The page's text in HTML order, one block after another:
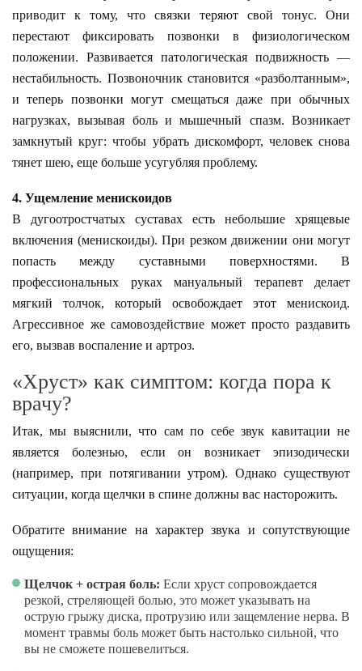
приводит к тому, что связки теряют свой тонус. Они
перестают фиксировать позвонки в физиологическом
положении. Развивается патологическая подвижность —
нестабильность. Позвоночник становится «разболтанным»,
и теперь позвонки могут смещаться даже при обычных
нагрузках, вызывая боль и мышечный спазм. Возникает
замкнутый круг: чтобы убрать дискомфорт, человек снова
тянет шею, еще больше усугубляя проблему.
4. Ущемление менискоидов
В дугоотростчатых суставах есть небольшие хрящевые
включения (менискоиды). При резком движении они могут
попасть между суставными поверхностями. В
профессиональных руках мануальный терапевт делает
мягкий толчок, который освобождает этот менискоид.
Агрессивное же самовоздействие может просто раздавить
его, вызвав воспаление и артроз.
«Хруст» как симптом: когда пора к
врачу?
Итак, мы выяснили, что сам по себе звук кавитации не
является болезнью, если он возникает эпизодически
(например, при потягивании утром). Однако существуют
ситуации, когда щелчки в спине должны вас насторожить.
Обратите внимание на характер звука и сопутствующие
ощущения:
Щелчок + острая боль: Если хруст сопровождается
резкой, стреляющей болью, это может указывать на
острую грыжу диска, протрузию или защемление нерва. В
момент травмы боль может быть настолько сильной, что
вы не сможете пошевелиться.